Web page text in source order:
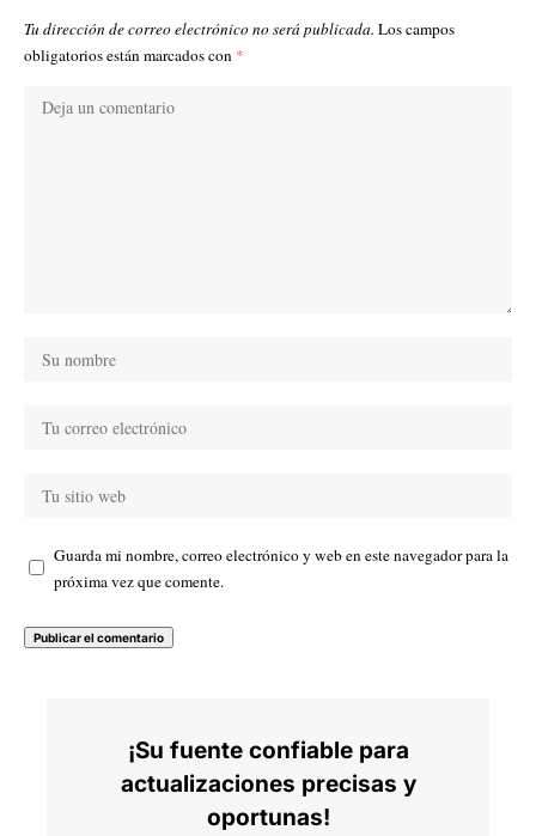
Tu dirección de correo electrónico no será publicada. Los campos
obligatorios están marcados con *
Guarda mi nombre, correo electrónico y web en este navegador para la
próxima vez que comente.
¡Su fuente confiable para
actualizaciones precisas y
oportunas!